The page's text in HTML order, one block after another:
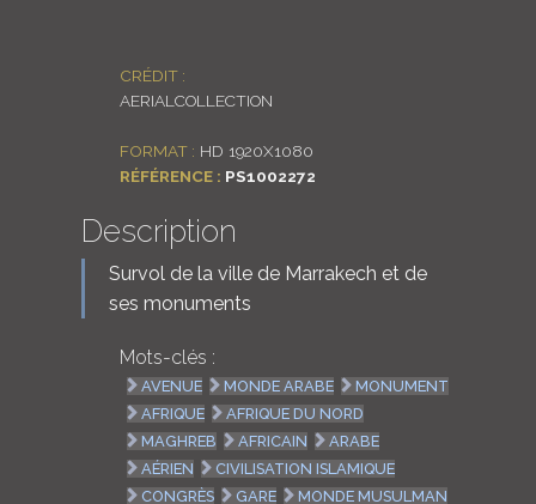
CRÉDIT :
AERIALCOLLECTION
FORMAT : HD 1920X1080
RÉFÉRENCE : PS1002272
Description
Survol de la ville de Marrakech et de
ses monuments
Mots-clés :
AVENUE MONDE ARABE
MONUMENT
AFRIQUE
AFRIQUE DU NORD
MAGHREB
AFRICAIN
ARABE
AÉRIEN
CIVILISATION ISLAMIQUE
CONGRÈS
GARE
MONDE MUSULMAN